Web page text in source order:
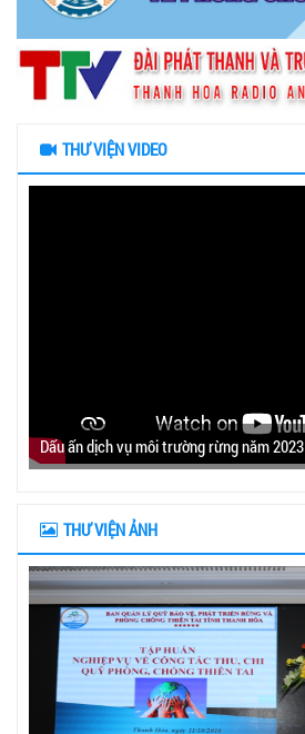
THƯ VIỆN VIDEO
Dấu ấn dịch vụ môi trường rừng năm 2023
THƯ VIỆN ẢNH